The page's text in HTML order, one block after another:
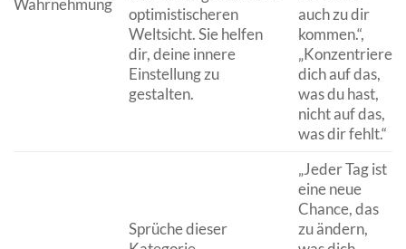
Wahrnehmung
optimistischeren
Weltsicht. Sie helfen
dir, deine innere
Einstellung zu
gestalten.
auch zu dir
kommen.“,
„Konzentriere
dich auf das,
was du hast,
nicht auf das,
was dir fehlt.“
Sprüche dieser
„Jeder Tag ist
eine neue
Chance, das
zu ändern,